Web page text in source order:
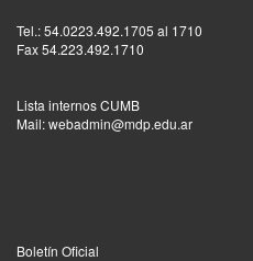
Tel.: 54.0223.492.1705 al 1710
Fax 54.223.492.1710
Lista internos CUMB
Mail: webadmin@mdp.edu.ar
Boletín Oficial